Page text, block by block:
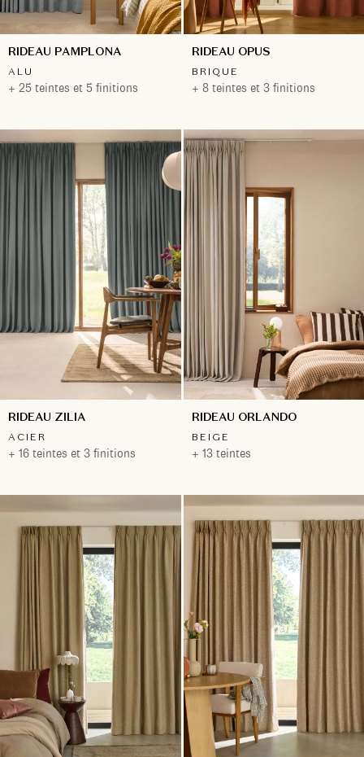
RIDEAU PAMPLONA
ALU
+ 25 teintes et 5 finitions
RIDEAU OPUS
BRIQUE
+ 8 teintes et 3 finitions
RIDEAU ZILIA
ACIER
+ 16 teintes et 3 finitions
RIDEAU ORLANDO
BEIGE
+ 13 teintes